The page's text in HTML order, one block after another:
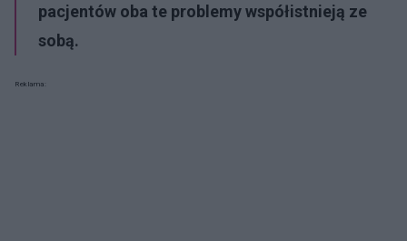
pacjentów oba te problemy współistnieją ze
sobą.
Reklama: